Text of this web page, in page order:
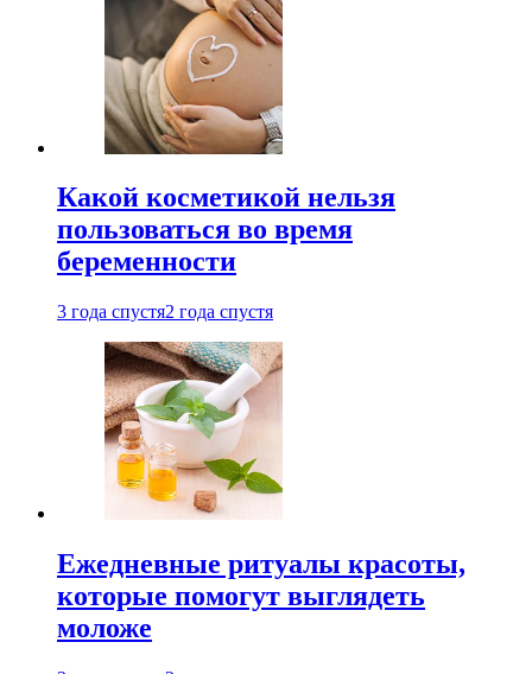
Какой косметикой нельзя
пользоваться во время
беременности
3 года спустя2 года спустя
Ежедневные ритуалы красоты,
которые помогут выглядеть
моложе